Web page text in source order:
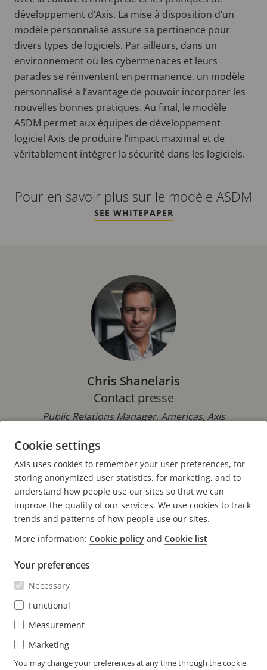
développement d’Axis. La mise à disposition d’un
modèle personnalisé assure sa pertinence pour
divers types de logiciels. Par ailleurs, dans un
environnement où les cybermenaces et leurs
parades se réinventent en permanence, un modèle
personnalisé a l’avantage de pouvoir incorporer les
nouvelles bonnes pratiques. Au final, le modèle
ASDM permet aux équipes de développement
logiciel Axis de produire l’impact maximal et de
véritablement intégrer la sécurité dans les logiciels.
Pour en savoir plus sur le modèle ASDM
SEE WHITEPAPER
Chris Shanelaris
Contact presse
Public Relations Manager, Americas, Axis
Téléphone : 978-614-3023
E-mail :
Chris.Shanelaris@axis.com
Nous contacter
Centre d'Expérience
ACTUALITÉS ET TÉMOIGNAGES
Life at Axis
Engineering at Axis
S'ABONNER
S'abonner à la newsletter
Abonnez-vous aux e-mails de notification sur la
Cookie settings
Axis uses cookies to remember your user preferences, for
storing anonymized user statistics, for marketing, and to
understand how people use our sites so that we can
improve the quality of our services. We use cookies to track
trends and patterns of how people use our sites.
More information: Cookie policy and Cookie list
Your preferences
Necessary
Functional
Measurement
Marketing
You may change your preferences at any time through the cookie